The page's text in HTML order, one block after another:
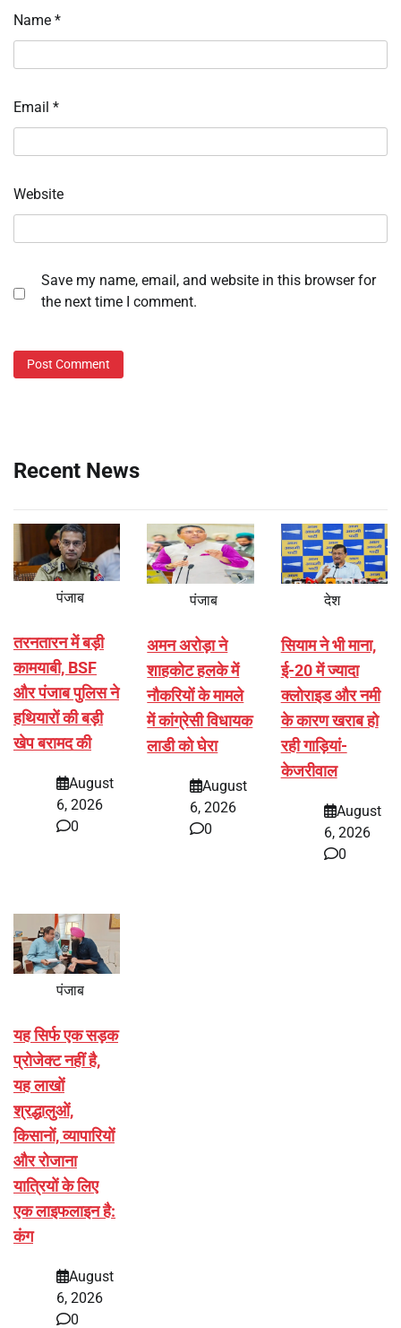
Name *
Email *
Website
Save my name, email, and website in this browser for
the next time I comment.
Recent News
पंजाब
तरनतारन में बड़ी
कामयाबी, BSF
और पंजाब पुलिस ने
हथियारों की बड़ी
खेप बरामद की
August
6, 2026
0
पंजाब
अमन अरोड़ा ने
शाहकोट हलके में
नौकरियों के मामले
में कांग्रेसी विधायक
लाडी को घेरा
August
6, 2026
0
देश
सियाम ने भी माना,
ई-20 में ज्यादा
क्लोराइड और नमी
के कारण खराब हो
रही गाड़ियां-
केजरीवाल
August
6, 2026
0
पंजाब
यह सिर्फ एक सड़क
प्रोजेक्ट नहीं है,
यह लाखों
श्रद्धालुओं,
किसानों, व्यापारियों
और रोजाना
यात्रियों के लिए
एक लाइफलाइन है:
कंग
August
6, 2026
0